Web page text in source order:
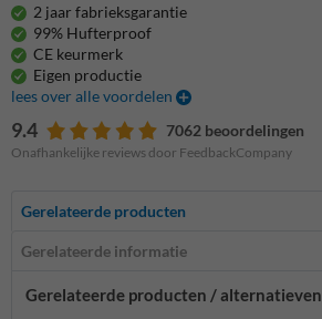
2 jaar fabrieksgarantie
99% Hufterproof
CE keurmerk
Eigen productie
lees over alle voordelen
9.4 7062 beoordelingen
Onafhankelijke reviews door FeedbackCompany
Gerelateerde producten
Gerelateerde informatie
Gerelateerde producten / alternatieven